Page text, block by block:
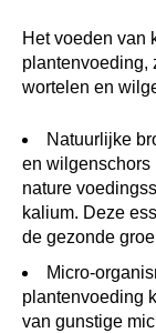
Het voeden van
plantenvoeding,
wortelen en
Natuurlijke
en wilgenschors
nature
kalium. Deze
de gezonde
Micro-
plantenvoeding
van gunstige